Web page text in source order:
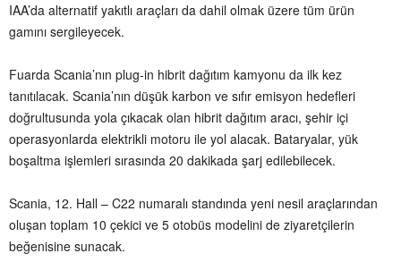
IAA’da alternatif yakıtlı araçları da dahil olmak üzere tüm ürün
gamını sergileyecek.
Fuarda Scania’nın plug-in hibrit dağıtım kamyonu da ilk kez
tanıtılacak. Scania’nın düşük karbon ve sıfır emisyon hedefleri
doğrultusunda yola çıkacak olan hibrit dağıtım aracı, şehir içi
operasyonlarda elektrikli motoru ile yol alacak. Bataryalar, yük
boşaltma işlemleri sırasında 20 dakikada şarj edilebilecek.
Scania, 12. Hall – C22 numaralı standında yeni nesil araçlarından
oluşan toplam 10 çekici ve 5 otobüs modelini de ziyaretçilerin
beğenisine sunacak.